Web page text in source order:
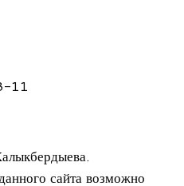
11
сайта возможно